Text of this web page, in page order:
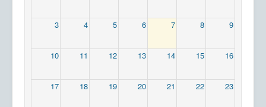
3 4 5 6 7 8 9
10 11 12 13 14 15 16
17 18 19 20 21 22 23